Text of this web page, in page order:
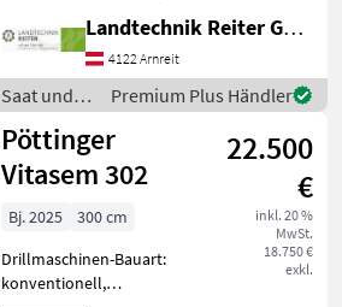
Einscheibenschare,
Extrastriegel,
Fahrgassenschaltung,
Spuranreisser Amazone D9
3000 Spezial, Beleuchtung,
Landtechnik Reiter GmbH.
4122 Arnreit
Saat und
Pflege /
Amazone
Premium Plus Händler
Pöttinger
Vitasem 302
22.500
€
inkl. 20 %
MwSt.
18.750 €
exkl.
Bj. 2025
300 cm
Drillmaschinen-Bauart:
konventionell,